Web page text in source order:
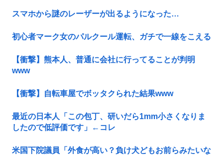
スマホから謎のレーザーが出るようになった…
初心者マーク女のパルクール運転、ガチで一線をこえる
【衝撃】熊本人、普通に会社に行ってることが判明
www
【衝撃】自転車屋でボッタクられた結果www
最近の日本人「この包丁、研いだら1mm小さくなりま
したので低評価です」←コレ
米国下院議員「外食が高い？負け犬どもお前らみたいな